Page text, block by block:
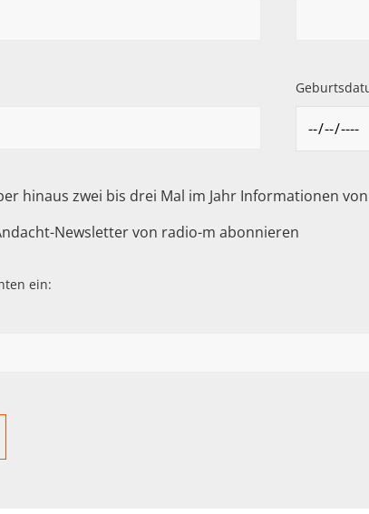
hinaus zwei bis drei Mal im Jahr Informationen
Newsletter von radio-m abonnieren
ein: